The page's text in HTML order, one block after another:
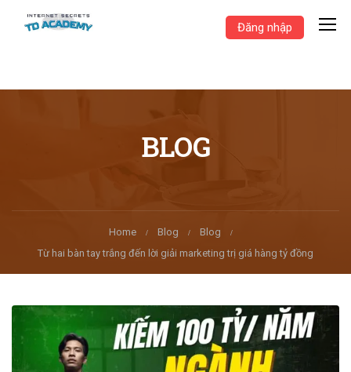
Đăng nhập
BLOG
Home Blog
Blog
Từ hai bàn tay trắng đến lời giải marketing trị giá hàng tỷ đồng